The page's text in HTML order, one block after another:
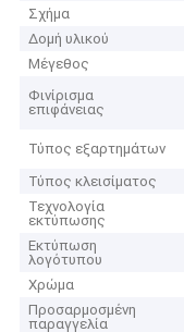
Σχήμα
Δομή υλικού
Μέγεθος
Φινίρισμα
επιφάνειας
Τύπος εξαρτημάτων
Τύπος κλεισίματος
Τεχνολογία
εκτύπωσης
Εκτύπωση
λογότυπου
Χρώμα
Προσαρμοσμένη
παραγγελία